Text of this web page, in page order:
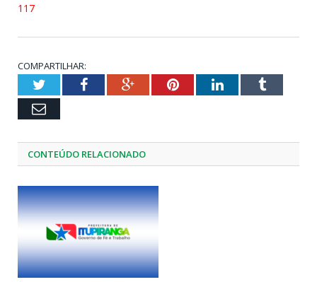
117
COMPARTILHAR:
TwitterFacebookGoogle+PinterestLinkedInTumblr
Email
CONTEÚDO RELACIONADO